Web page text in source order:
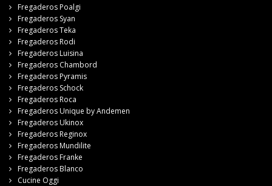
Fregaderos Poalgi
Fregaderos Syan
Fregaderos Teka
Fregaderos Rodi
Fregaderos Luisina
Fregaderos Chambord
Fregaderos Pyramis
Fregaderos Schock
Fregaderos Roca
Fregaderos Unique by Andemen
Fregaderos Ukinox
Fregaderos Reginox
Fregaderos Mundilite
Fregaderos Franke
Fregaderos Blanco
Cucine Oggi